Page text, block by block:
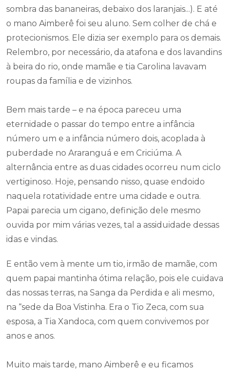
sombra das bananeiras, debaixo dos laranjais...). E até
o mano Aimberê foi seu aluno. Sem colher de chá e
protecionismos. Ele dizia ser exemplo para os demais.
Relembro, por necessário, da atafona e dos lavandins
à beira do rio, onde mamãe e tia Carolina lavavam
roupas da família e de vizinhos.
Bem mais tarde – e na época pareceu uma
eternidade o passar do tempo entre a infância
número um e a infância número dois, acoplada à
puberdade no Araranguá e em Criciúma. A
alternância entre as duas cidades ocorreu num ciclo
vertiginoso. Hoje, pensando nisso, quase endoido
naquela rotatividade entre uma cidade e outra.
Papai parecia um cigano, definição dele mesmo
ouvida por mim várias vezes, tal a assiduidade dessas
idas e vindas.
E então vem à mente um tio, irmão de mamãe, com
quem papai mantinha ótima relação, pois ele cuidava
das nossas terras, na Sanga da Perdida e ali mesmo,
na “sede da Boa Vistinha. Era o Tio Zeca, com sua
esposa, a Tia Xandoca, com quem convivemos por
anos e anos.
Muito mais tarde, mano Aimberê e eu ficamos